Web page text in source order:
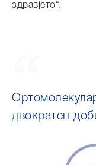
здравјето“.
двократен